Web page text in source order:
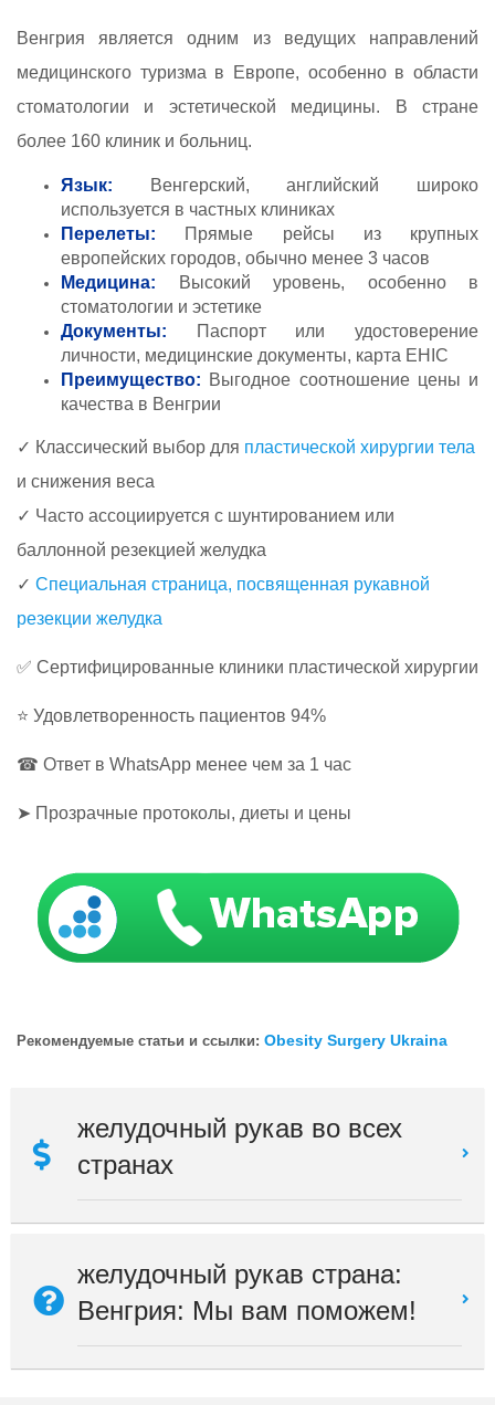
Венгрия является одним из ведущих направлений
медицинского туризма в Европе, особенно в области
стоматологии и эстетической медицины. В стране
более 160 клиник и больниц.
Язык:
Венгерский, английский широко
используется в частных клиниках
Перелеты:
Прямые рейсы из крупных
европейских городов, обычно менее 3 часов
Медицина:
Высокий уровень, особенно в
стоматологии и эстетике
Документы:
Паспорт или удостоверение
личности, медицинские документы, карта EHIC
Преимущество: Выгодное соотношение цены и
качества в Венгрии
✓ Классический выбор для пластической хирургии тела
и снижения веса
✓ Часто ассоциируется с шунтированием или
баллонной резекцией желудка
✓ Специальная страница, посвященная рукавной
резекции желудка
✅ Сертифицированные клиники пластической хирургии
⭐ Удовлетворенность пациентов 94%
☎ Ответ в WhatsApp менее чем за 1 час
➤ Прозрачные протоколы, диеты и цены
Рекомендуемые статьи и ссылки: Obesity Surgery Ukraina
желудочный рукав во всех
странах
желудочный рукав страна:
Венгрия: Мы вам поможем!